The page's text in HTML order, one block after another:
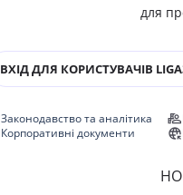
для
ВХІД ДЛЯ КОРИСТУВАЧІВ
Законодавство та аналітика
Корпоративні документи